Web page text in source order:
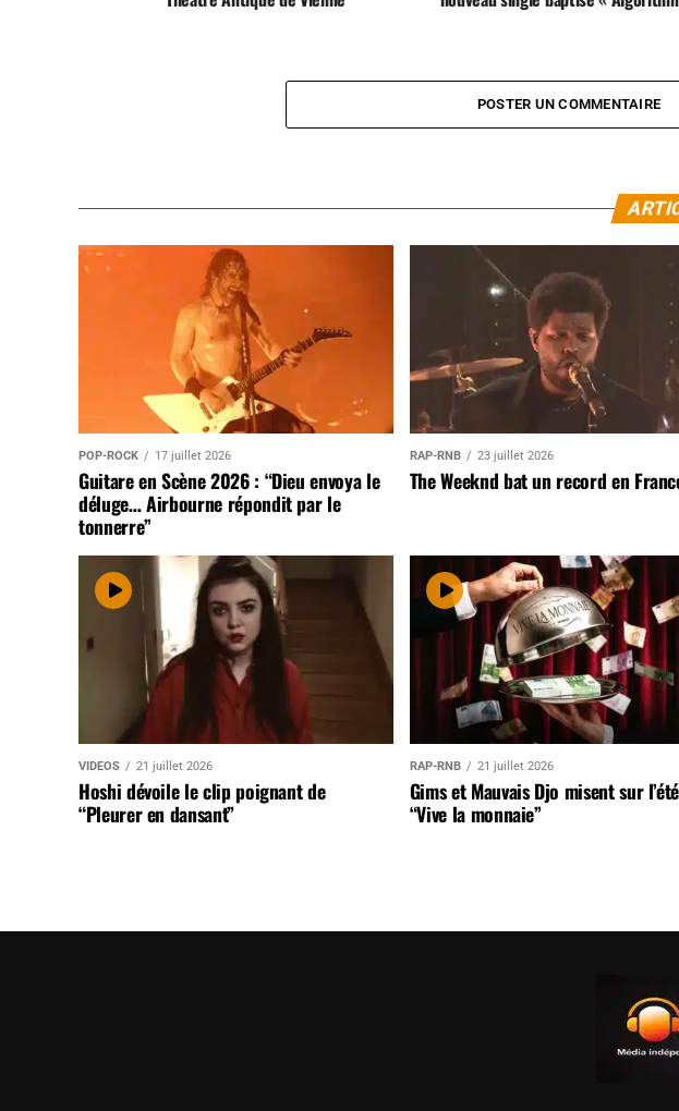
POSTER UN COMMENTAIRE
POP-ROCK 17 juillet 2026
Guitare en Scène 2026 : “Dieu envoya le
déluge… Airbourne répondit par le
tonnerre”
RAP-RNB 23 juillet 2026
The Weeknd bat un record en
VIDEOS 21 juillet 2026
Hoshi dévoile le clip poignant de
“Pleurer en dansant”
RAP-RNB 21 juillet 2026
Gims et Mauvais Djo misent sur
“Vive la monnaie”